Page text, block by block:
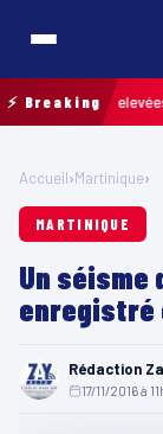
⚡ Breakingrelevées
Accueil›Martinique›
MARTINIQUE
Un séisme
enregistré
Rédaction
17/11/2016 à